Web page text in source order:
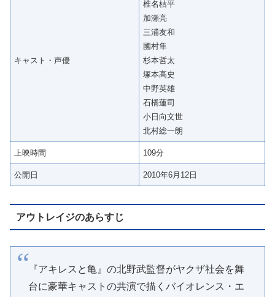
キャスト・声優
椎名桔平
加瀬亮
三浦友和
國村隼
杉本哲太
塚本高史
中野英雄
石橋蓮司
小日向文世
北村総一朗
上映時間 109分
公開日 2010年6月12日
アウトレイジのあらすじ
『アキレスと亀』の北野武監督がヤクザ社会を舞
台に豪華キャストの共演で描くバイオレンス・エ